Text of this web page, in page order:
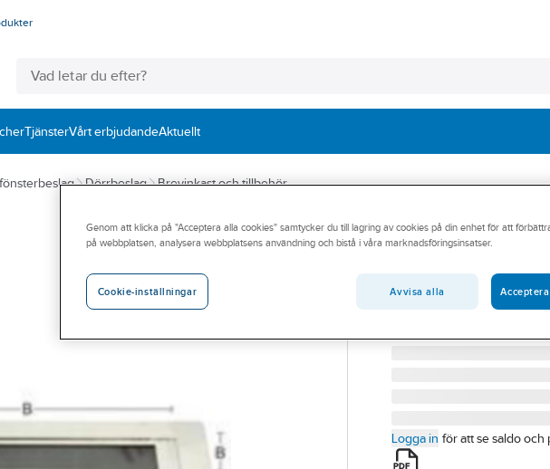
TjänsterVårt erbjudandeAktuellt
Dörrbeslag Brevinkast och tillbehör
HABO
Brevinkast nr 201
BREVINKAST HABO 201
Artikelnummer:
214510X
24544
Logga in för att se saldo och
Genom att klicka på "Acceptera alla cookies" samtycker du till lagring av cookies på din enhet för att
på webbplatsen, analysera webbplatsens användning och bistå i våra marknadsföringsinsatser.
Cookie-inställningar Avvisa alla